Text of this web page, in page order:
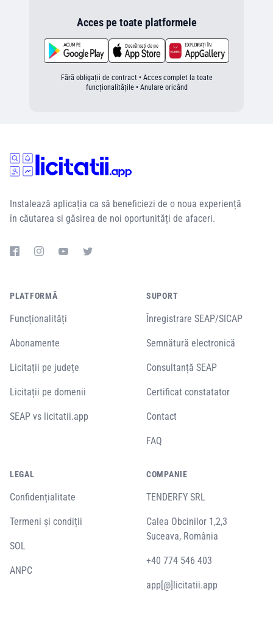
Acces pe toate platformele
Fără obligații de contract • Acces complet la toate
funcționalitățile • Anulare oricând
Instalează aplicația ca să beneficiezi de o noua experiență
în căutarea si găsirea de noi oportunități de afaceri.
PLATFORMĂ
Funcționalități
Abonamente
Licitații pe județe
Licitații pe domenii
SEAP vs licitatii.app
SUPORT
Înregistrare SEAP/SICAP
Semnătură electronică
Consultanță SEAP
Certificat constatator
Contact
FAQ
LEGAL
Confidențialitate
Termeni și condiții
SOL
ANPC
COMPANIE
TENDERFY SRL
Calea Obcinilor 1,2,3
Suceava, România
+40 774 546 403
app[@]licitatii.app